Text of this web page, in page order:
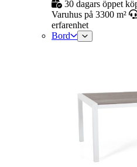
30 dagars öppet
Varuhus på 3300 m²
erfarenhet
Bord